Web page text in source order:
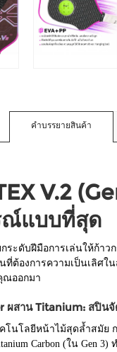
คำบรรยายสินค้า
V.2
ณ์แบบที่สุด
ระดับฝีมือการเล่นให้ก้าว
ที่ต้องการความเป็นเลิศ
ณออกมา
ผสาน Titanium: สปิน
โนโลยีหน้าไม้สุดล้ำสมัย
Carbon (ใน Gen